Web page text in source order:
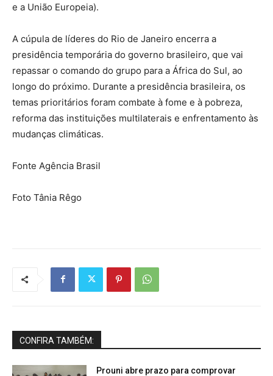
e a União Europeia).
A cúpula de líderes do Rio de Janeiro encerra a
presidência temporária do governo brasileiro, que vai
repassar o comando do grupo para a África do Sul, ao
longo do próximo. Durante a presidência brasileira, os
temas prioritários foram combate à fome e à pobreza,
reforma das instituições multilaterais e enfrentamento às
mudanças climáticas.
Fonte Agência Brasil
Foto Tânia Rêgo
CONFIRA TAMBÉM:
Prouni abre prazo para comprovar